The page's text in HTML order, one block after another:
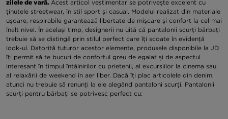
zilele de vară. Acest articol vestimentar se potrivește excelent cu
ținutele streetwear, în stil sport și casual. Modelul realizat din materiale
ușoare, respirabile garantează libertate de mișcare și confort la cel mai
înalt nivel. În același timp, designerii nu uită că pantalonii scurți bărbați
trebuie să se distingă prin stilul perfect care îți scoate în evidență
look-ul. Datorită tuturor acestor elemente, produsele disponibile la JD
îți permit să te bucuri de confortul greu de egalat și de aspectul
interesant în timpul întâlnirilor cu prietenii, al excursiilor la cinema sau
al relaxării de weekend în aer liber. Dacă îți plac articolele din denim,
atunci nu trebuie să renunți la ele alegând pantaloni scurți. Pantalonii
scurți pentru bărbați se potrivesc perfect cu: